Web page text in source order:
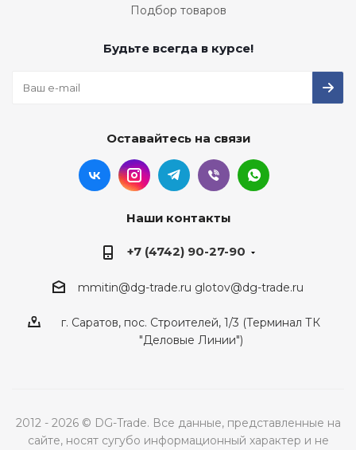
Подбор товаров
Будьте всегда в курсе!
Оставайтесь на связи
Наши контакты
+7 (4742) 90-27-90
mmitin@dg-trade.ru glotov@dg-trade.ru
г. Саратов, пос. Строителей, 1/3 (Терминал ТК
"Деловые Линии")
2012 - 2026 © DG-Trade. Все данные, представленные на
сайте, носят сугубо информационный характер и не